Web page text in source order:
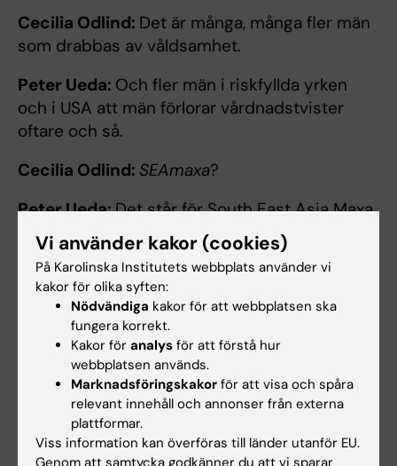
Cecilia Odlind: Det är många, många fler män
som drabbas av våldsamhet.
Peter Ueda: Och fler män i riskfyllda yrken
och i USA att män förlorar vårdnadstvister
oftare och så.
Cecilia Odlind: SEAmaxa?
Peter Ueda:Det står för South East Asia Maxa
och är en Incel-term för att en vit man åker till
Sydostasien där han utnyttjar sin vithet och
sin relativa ekonomiska styrka för att bli mer
attraktiv på dejtingmarknaden där än vad han
skulle ha varit på sin hemmamarknad.
Cecilia Odlind:Det är så... ja, vad ska man
säga?
Peter Ueda:Ja, det är ganska rått.
Vi använder kakor (cookies)
På Karolinska Institutets webbplats använder vi
kakor för olika syften:
Nödvändiga kakor för att webbplatsen ska
fungera korrekt.
Kakor för analys för att förstå hur
webbplatsen används.
Marknadsföringskakor för att visa och spåra
relevant innehåll och annonser från externa
plattformar.
Viss information kan överföras till länder utanför EU.
Genom att samtycka godkänner du att vi sparar